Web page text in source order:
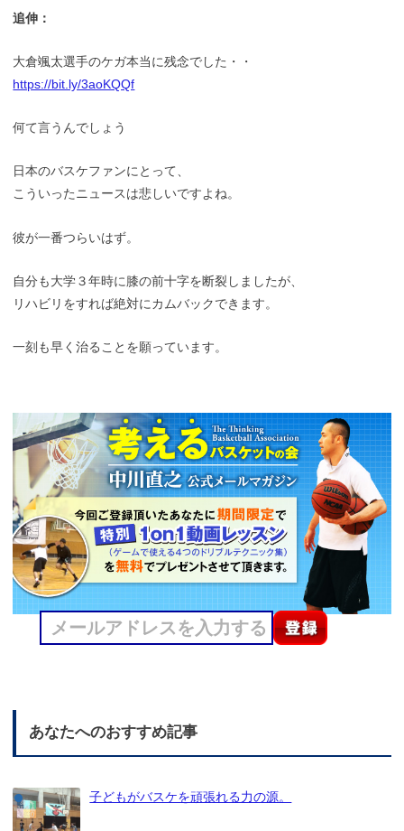
追伸：
大倉颯太選手のケガ本当に残念でした・・
https://bit.ly/3aoKQQf
何て言うんでしょう
日本のバスケファンにとって、
こういったニュースは悲しいですよね。
彼が一番つらいはず。
自分も大学３年時に膝の前十字を断裂しましたが、
リハビリをすれば絶対にカムバックできます。
一刻も早く治ることを願っています。
あなたへのおすすめ記事
子どもがバスケを頑張れる力の源。